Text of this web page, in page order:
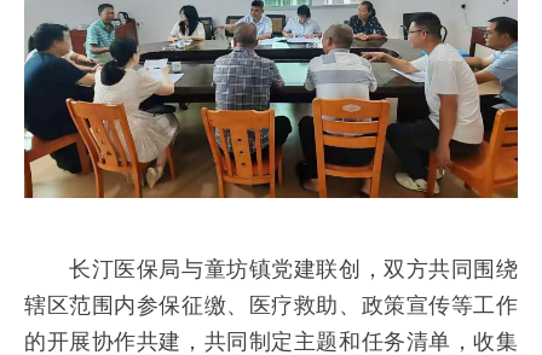
长汀医保局与童坊镇党建联创，双方共同围绕
辖区范围内参保征缴、医疗救助、政策宣传等工作
的开展协作共建，共同制定主题和任务清单，收集